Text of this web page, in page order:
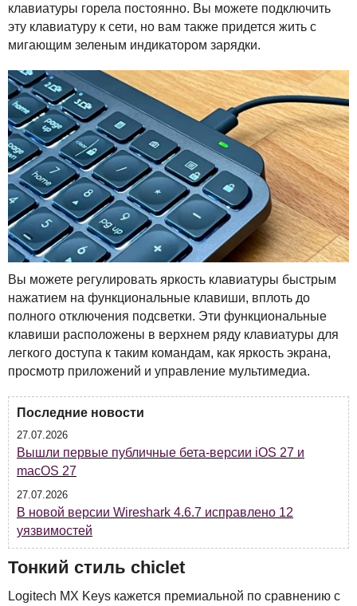
клавиатуры горела постоянно. Вы можете подключить
эту клавиатуру к сети, но вам также придется жить с
мигающим зеленым индикатором зарядки.
Вы можете регулировать яркость клавиатуры быстрым
нажатием на функциональные клавиши, вплоть до
полного отключения подсветки. Эти функциональные
клавиши расположены в верхнем ряду клавиатуры для
легкого доступа к таким командам, как яркость экрана,
просмотр приложений и управление мультимедиа.
Последние новости
27.07.2026
Вышли первые публичные бета-версии iOS 27 и
macOS 27
27.07.2026
В новой версии Wireshark 4.6.7 исправлено 12
уязвимостей
Тонкий стиль chiclet
Logitech MX Keys кажется премиальной по сравнению с